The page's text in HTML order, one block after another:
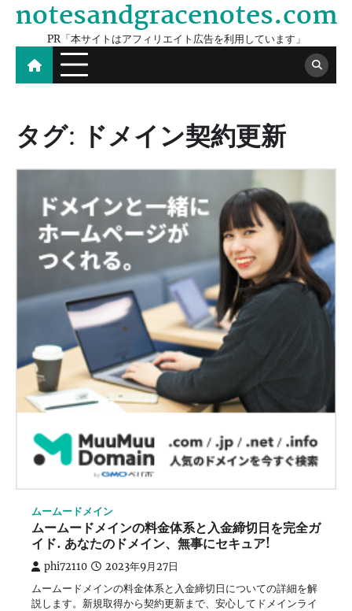
Skip
content
notesandgracenotes.com
PR「本サイトはアフィリエイト広告を利用しています」
タグ: ドメイン契約更新
ムームードメイン
ムームードメインの料金体系と入金締切日を完全ガ
イド. あなたのドメイン、無事にセキュア!
phi72110 2023年9月27日
ムームードメインの料金体系と入金締切日についての詳細を解
説します。新規取得から契約更新まで、安心してドメインライ